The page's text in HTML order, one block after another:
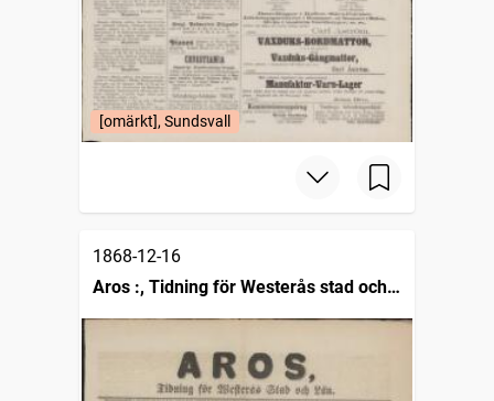
[omärkt], Sundsvall
1868-12-16
Aros :, Tidning för Westerås stad och
län